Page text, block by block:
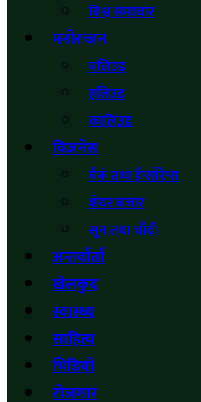
बिश्व समाचार
मनोरन्जन
बलिउड
हलिउड
कालिउड
विजनेस
बैकं तथा ईन्साेरेन्स
शेयर बजार
सुन तथा चाँदी
अन्तर्वार्ता
खेलकुद
स्वास्थ्य
साहित्य
भिडियो
रोजगार